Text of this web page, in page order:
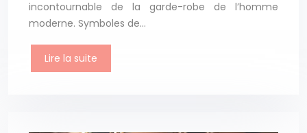
incontournable de la garde-robe de l’homme
moderne. Symboles de…
Lire la suite